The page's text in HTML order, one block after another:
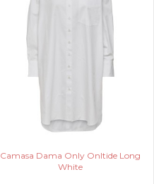
Camasa Dama Only Onltide Long
White